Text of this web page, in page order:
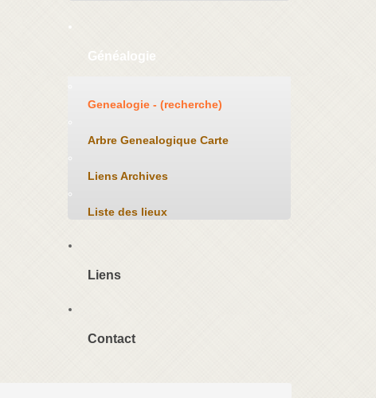
Généalogie
Genealogie - (recherche)
Arbre Genealogique Carte
Liens Archives
Liste des lieux
Liens
Contact